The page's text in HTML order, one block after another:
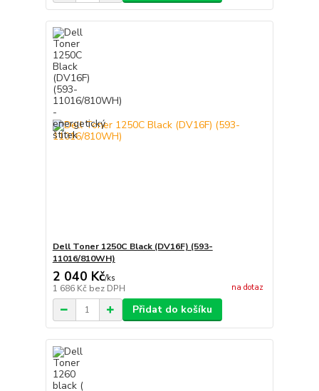
Dell Toner 1250C Black (DV16F) (593-
11016/810WH)
2 040 Kč/ks
1 686 Kč bez DPH na dotaz
Přidat do košíku